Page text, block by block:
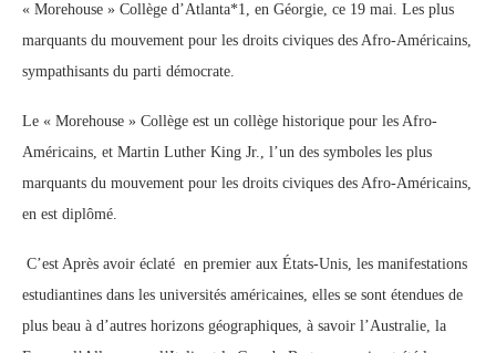
« Morehouse » Collège d’Atlanta*1, en Géorgie, ce 19 mai. Les plus
marquants du mouvement pour les droits civiques des Afro-Américains,
sympathisants du parti démocrate.
Le « Morehouse » Collège est un collège historique pour les Afro-
Américains, et Martin Luther King Jr., l’un des symboles les plus
marquants du mouvement pour les droits civiques des Afro-Américains,
en est diplômé.
C’est Après avoir éclaté en premier aux États-Unis, les manifestations
estudiantines dans les universités américaines, elles se sont étendues de
plus beau à d’autres horizons géographiques, à savoir l’Australie, la